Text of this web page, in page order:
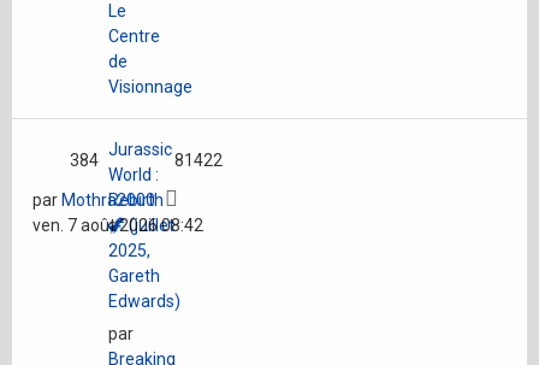
Le
Centre
de
Visionnage
Jurassic
World :
Rebirth
🦖 (juillet
2025,
Gareth
Edwards)
par
Breaking
384 81422
par Mothra2000
ven. 7 août 2026 08:42